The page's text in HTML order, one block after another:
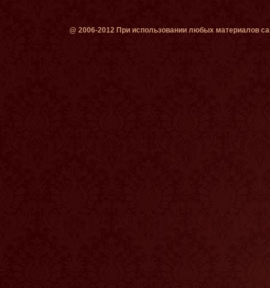
@ 2006-2012 При использовании любых материалов